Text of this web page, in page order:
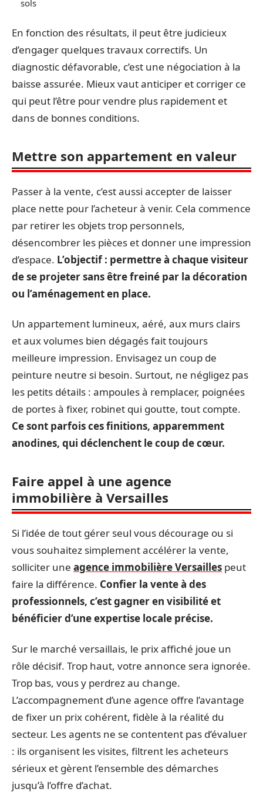
sols
En fonction des résultats, il peut être judicieux
d’engager quelques travaux correctifs. Un
diagnostic défavorable, c’est une négociation à la
baisse assurée. Mieux vaut anticiper et corriger ce
qui peut l’être pour vendre plus rapidement et
dans de bonnes conditions.
Mettre son appartement en valeur
Passer à la vente, c’est aussi accepter de laisser
place nette pour l’acheteur à venir. Cela commence
par retirer les objets trop personnels,
désencombrer les pièces et donner une impression
d’espace. L’objectif : permettre à chaque visiteur
de se projeter sans être freiné par la décoration
ou l’aménagement en place.
Un appartement lumineux, aéré, aux murs clairs
et aux volumes bien dégagés fait toujours
meilleure impression. Envisagez un coup de
peinture neutre si besoin. Surtout, ne négligez pas
les petits détails : ampoules à remplacer, poignées
de portes à fixer, robinet qui goutte, tout compte.
Ce sont parfois ces finitions, apparemment
anodines, qui déclenchent le coup de cœur.
Faire appel à une agence
immobilière à Versailles
Si l’idée de tout gérer seul vous décourage ou si
vous souhaitez simplement accélérer la vente,
solliciter une agence immobilière Versailles peut
faire la différence. Confier la vente à des
professionnels, c’est gagner en visibilité et
bénéficier d’une expertise locale précise.
Sur le marché versaillais, le prix affiché joue un
rôle décisif. Trop haut, votre annonce sera ignorée.
Trop bas, vous y perdrez au change.
L’accompagnement d’une agence offre l’avantage
de fixer un prix cohérent, fidèle à la réalité du
secteur. Les agents ne se contentent pas d’évaluer
: ils organisent les visites, filtrent les acheteurs
sérieux et gèrent l’ensemble des démarches
jusqu’à l’offre d’achat.